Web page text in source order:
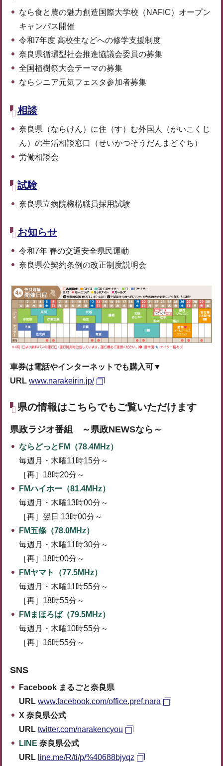
なら食と農の魅力創造国際大学校（NAFIC）オープン
キャンパス開催
令和7年度 高校生などへの修学支援制度
奈良県循環型社会推進協議会委員の募集
全国植樹祭大会テーマの募集
ならシニア元気フェスタ参加者募集
相談
奈良県（ならけん）に住（す）む外国人（がいこくじ
ん）の生活相談窓口（せいかつそうだんまどぐち）
労働相談会
試験
奈良県立病院機構職員採用試験
お知らせ
令和7年 春の交通安全県民運動
奈良県公契約条例の改正制度説明会
車券は電話やインターネットでも購入可▼
URL www.narakeirin.jp/
県の情報はこちらでもご覧いただけます
県政ラジオ番組 ～県政NEWSなら～
ならどっとFM（78.4MHz）
毎週月・木曜11時15分～
［再］18時20分～
FMハイホー（81.4MHz）
毎週月・木曜13時00分～
［再］翌日 13時00分～
FM五條（78.0MHz）
毎週月・木曜11時30分～
［再］18時00分～
FMヤマト（77.5MHz）
毎週月・木曜11時55分～
［再］18時55分～
FMまほろば（79.5MHz）
毎週月・木曜10時55分～
［再］16時55分～
SNS
Facebook まるごと奈良県
URL www.facebook.com/office.pref.nara
X 奈良県公式
URL twitter.com/narakencyou
LINE 奈良県公式
URL line.me/R/ti/p/%40688bjyqz